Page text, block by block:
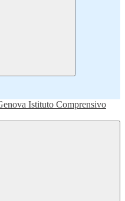
Istituto Comprensivo